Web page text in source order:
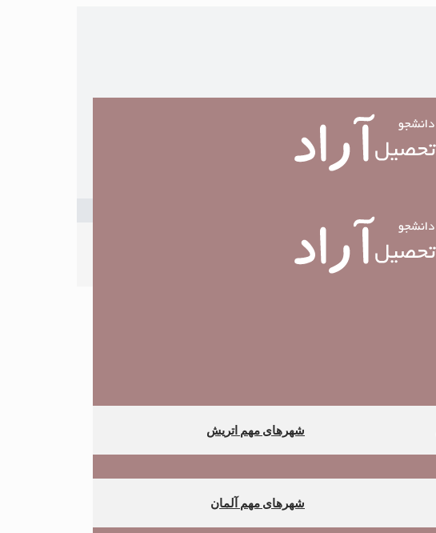
شهرهای مهم اتریش
شهرهای مهم آلمان